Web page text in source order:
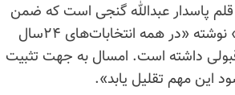
پاسدار عبدالله گنجی است که ضمن
نوشته «در همه انتخابات‌های
۲۴سال
داشته است. امسال به جهت تثبیت
این مهم تقلیل یابد».